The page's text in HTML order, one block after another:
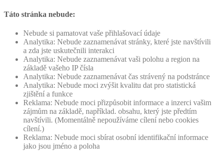
Táto stránka nebude:
Nebude si pamatovat vaše přihlašovací údaje
Analytika: Nebude zaznamenávat stránky, které jste navštívili
a zda jste uskutečnili interakci
Analytika: Nebude zaznamenávat vaši polohu a region na
základě vašeho IP čísla
Analytika: Nebude zaznamenávat čas strávený na podstránce
Analytika: Nebude moci zvýšit kvalitu dat pro statistická
zjištění a funkce
Reklama: Nebude moci přizpůsobit informace a inzerci vašim
zájmům na základě, například. obsahu, který jste předtím
navštívili. (Momentálně nepoužíváme cílení nebo cookies
cílení.)
Reklama: Nebude moci sbírat osobní identifikační informace
jako jsou jméno a poloha